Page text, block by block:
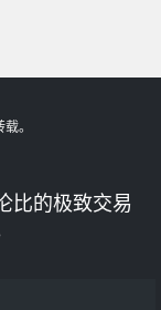
。
比的极致交易